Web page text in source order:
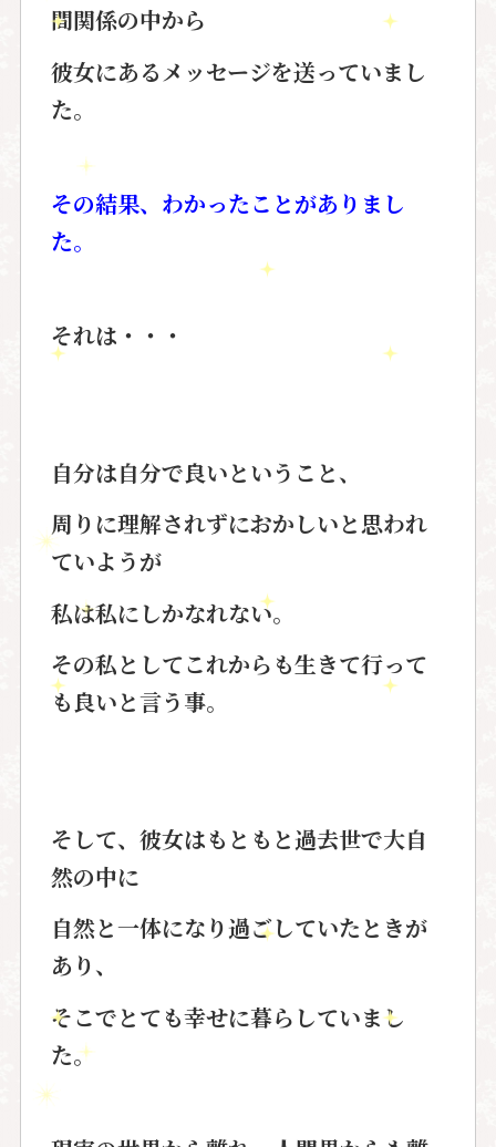
間関係の中から
彼女にあるメッセージを送っていまし
た。
その結果、わかったことがありまし
た。
それは・・・
自分は自分で良いということ、
周りに理解されずにおかしいと思われ
ていようが
私は私にしかなれない。
その私としてこれからも生きて行って
も良いと言う事。
そして、彼女はもともと過去世で大自
然の中に
自然と一体になり過ごしていたときが
あり、
そこでとても幸せに暮らしていまし
た。